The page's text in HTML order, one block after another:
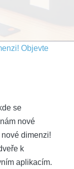
Objevte
se
nové
dimenzi!
k
aplikacím.